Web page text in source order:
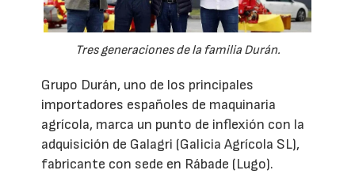
Tres generaciones de la familia Durán.
Grupo Durán, uno de los principales
importadores españoles de maquinaria
agrícola, marca un punto de inflexión con la
adquisición de Galagri (Galicia Agrícola SL),
fabricante con sede en Rábade (Lugo).